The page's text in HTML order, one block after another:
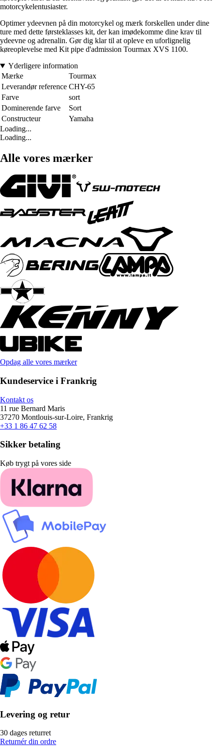
motorcykelentusiaster.
Optimer ydeevnen på din motorcykel og mærk forskellen under dine
ture med dette førsteklasses kit, der kan imødekomme dine krav til
ydeevne og adrenalin. Gør dig klar til at opleve en uforlignelig
køreoplevelse med Kit pipe d'admission Tourmax XVS 1100.
Yderligere information
Mærke
Tourmax
Leverandør reference CHY-65
Farve
sort
Dominerende farve
Sort
Constructeur
Yamaha
Loading...
Loading...
Alle vores mærker
Opdag alle vores mærker
Kundeservice i Frankrig
Kontakt os
11 rue Bernard Maris
37270 Montlouis-sur-Loire, Frankrig
+33 1 86 47 62 58
Sikker betaling
Køb trygt på vores side
Levering og retur
30 dages returret
Returnér din ordre